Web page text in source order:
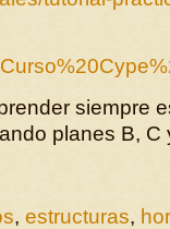
siempre
planes B,
, estructuras,